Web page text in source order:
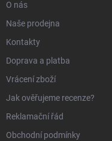
O nás
Naše prodejna
Kontakty
Doprava a platba
Vrácení zboží
Jak ověřujeme recenze?
Reklamační řád
Obchodní podmínky